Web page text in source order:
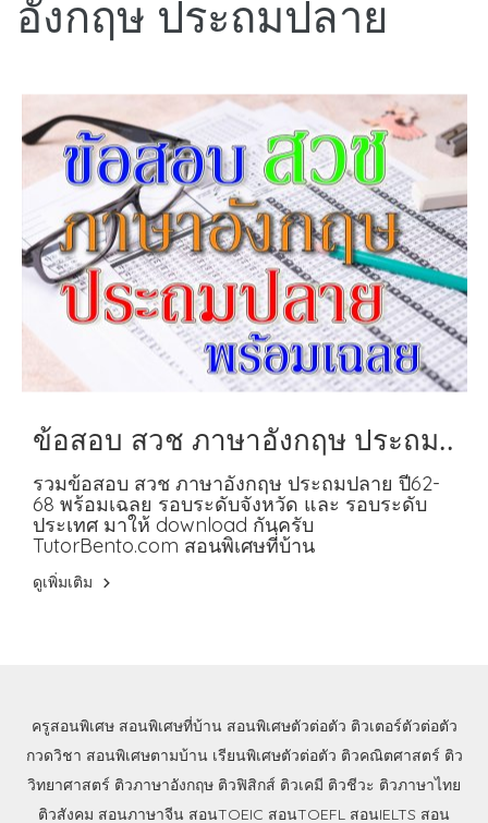
อังกฤษ ประถมปลาย
ข้อสอบ สวช ภาษาอังกฤษ ประถม
ปลาย ปี62-68 พร้อมเฉลย
รวมข้อสอบ สวช ภาษาอังกฤษ ประถมปลาย ปี62-
68 พร้อมเฉลย รอบระดับจังหวัด และ รอบระดับ
ประเทศ มาให้ download กันครับ
TutorBento.com สอนพิเศษที่บ้าน
ดูเพิ่มเติม
ครูสอนพิเศษ สอนพิเศษที่บ้าน สอนพิเศษตัวต่อตัว ติวเตอร์ตัวต่อตัว
กวดวิชา สอนพิเศษตามบ้าน เรียนพิเศษตัวต่อตัว ติวคณิตศาสตร์ ติว
วิทยาศาสตร์ ติวภาษาอังกฤษ ติวฟิสิกส์ ติวเคมี ติวชีวะ ติวภาษาไทย
ติวสังคม สอนภาษาจีน สอนTOEIC สอนTOEFL สอนIELTS สอน